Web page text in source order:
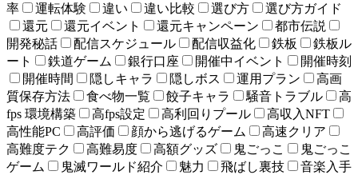
率
運転体験 違い 違い比較 選び方
選び方ガイド
還元
還元イベント 還元キャンペーン
都市伝説
開発秘話
配信スケジュール 配信収益化 鉄板
鉄板ル
ート
鉄道ゲーム 銀行口座 開催中イベント
開催時刻
開催時間
隠しキャラ 隠しボス 運用プラン
高画
質保存方法
食べ物一覧 餃子キャラ 騒音トラブル
高
fps 環境構築
高fps設定 高利回りプール
高収入NFT
高性能PC
高評価 顔から逃げるゲーム
高速クリア
高難度テク
高難易度 高額グッズ 鬼ごっこ
鬼ごっこ
ゲーム
鬼滅ワールド紹介 魅力 飛ばし裏技
音楽入手